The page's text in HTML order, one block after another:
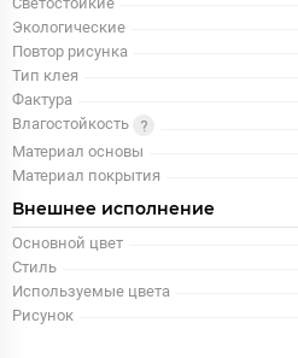
Экологические
Повтор рисунка
Тип клея
Фактура
Влагостойкость
Материал основы
Материал покрытия
Внешнее исполнение
Основной цвет
Стиль
Используемые цвета
Рисунок